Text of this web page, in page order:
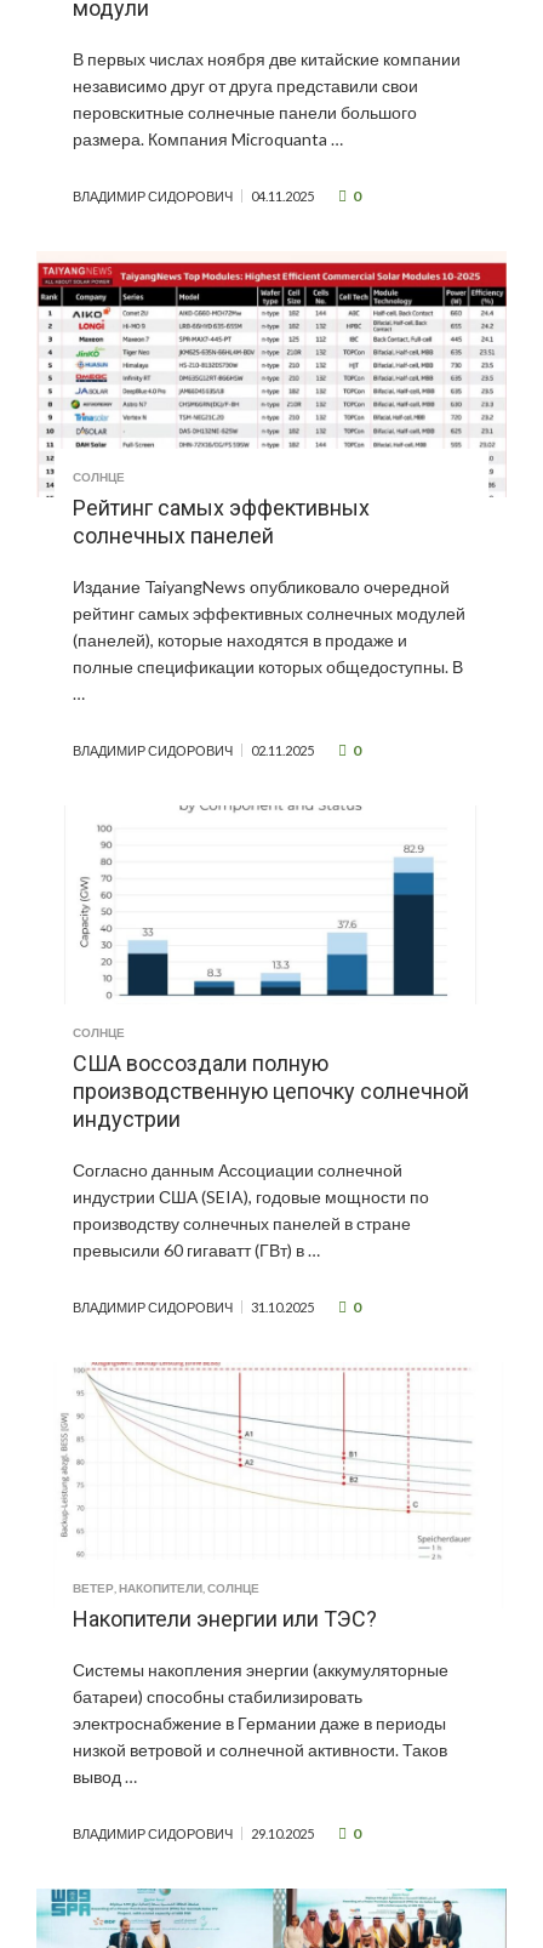
модули
В первых числах ноября две китайские компании
независимо друг от друга представили свои
перовскитные солнечные панели большого
размера. Компания Microquanta …
ВЛАДИМИР СИДОРОВИЧ 04.11.2025 0
СОЛНЦЕ
Рейтинг самых эффективных
солнечных панелей
Издание TaiyangNews опубликовало очередной
рейтинг самых эффективных солнечных модулей
(панелей), которые находятся в продаже и
полные спецификации которых общедоступны. В
…
ВЛАДИМИР СИДОРОВИЧ 02.11.2025 0
СОЛНЦЕ
США воссоздали полную
производственную цепочку солнечной
индустрии
Согласно данным Ассоциации солнечной
индустрии США (SEIA), годовые мощности по
производству солнечных панелей в стране
превысили 60 гигаватт (ГВт) в …
ВЛАДИМИР СИДОРОВИЧ 31.10.2025 0
ВЕТЕР НАКОПИТЕЛИ СОЛНЦЕ
Накопители энергии или ТЭС?
Системы накопления энергии (аккумуляторные
батареи) способны стабилизировать
электроснабжение в Германии даже в периоды
низкой ветровой и солнечной активности. Таков
вывод …
ВЛАДИМИР СИДОРОВИЧ 29.10.2025 0